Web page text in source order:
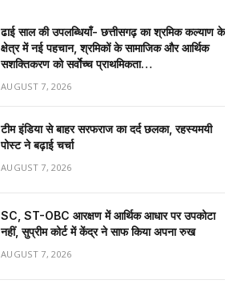
ढाई साल की उपलब्धियाँ- छत्तीसगढ़ का श्रमिक कल्याण के
क्षेत्र में नई पहचान, श्रमिकों के सामाजिक और आर्थिक
सशक्तिकरण को सर्वाेच्च प्राथमिकता…
AUGUST 7, 2026
टीम इंडिया से बाहर सरफराज का दर्द छलका, रहस्यमयी
पोस्ट ने बढ़ाई चर्चा
AUGUST 7, 2026
SC, ST-OBC आरक्षण में आर्थिक आधार पर उपकोटा
नहीं, सुप्रीम कोर्ट में केंद्र ने साफ किया अपना रुख
AUGUST 7, 2026